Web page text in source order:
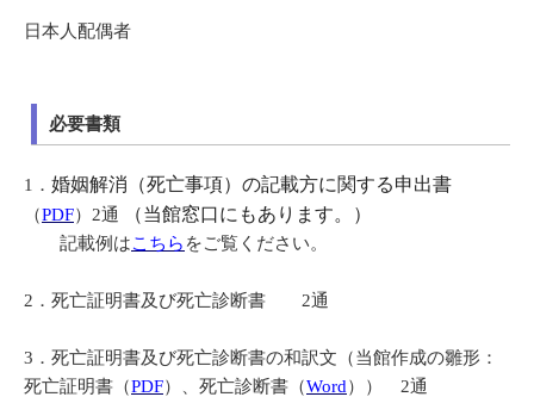
日本人配偶者
必要書類
1． 婚姻解消（死亡事項）の記載方に関する申出書
（PDF）2通 （当館窓口にもあります。）
記載例はこちら をご覧ください。
2 ． 死亡証明書及び死亡診断書 2通
3．死亡証明書及び死亡診断書の和訳文（当館作成の雛形：
死亡証明書（PDF）、死亡診断書（Word）） 2通